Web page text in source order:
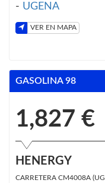
- UGENA
VER EN MAPA
GASOLINA 98
1,827 €
HENERGY
CARRETERA CM4008A